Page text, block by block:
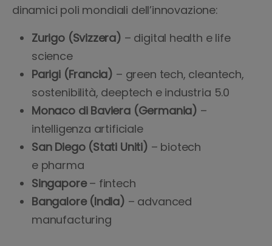
dinamici poli mondiali dell’innovazione:
Zurigo (Svizzera) – digital health e life
science
Parigi (Francia) – green tech, cleantech,
sostenibilità, deeptech e industria 5.0
Monaco di Baviera (Germania) –
intelligenza artificiale
San Diego (Stati Uniti) – biotech
e pharma
Singapore– fintech
Bangalore (India) – advanced
manufacturing